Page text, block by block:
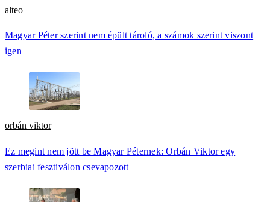
alteo
Magyar Péter szerint nem épült tároló, a számok szerint viszont
igen
orbán viktor
Ez megint nem jött be Magyar Péternek: Orbán Viktor egy
szerbiai fesztiválon csevapozott